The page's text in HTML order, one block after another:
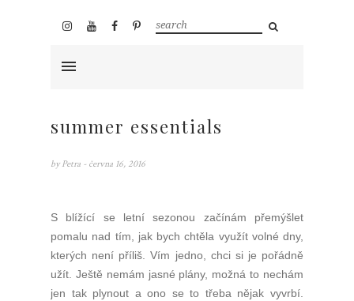
summer essentials
by Petra - června 16, 2016
S blížící se letní sezonou začínám přemýšlet
pomalu nad tím, jak bych chtěla využít volné dny,
kterých není příliš. Vím jedno, chci si je pořádně
užít. Ještě nemám jasné plány, možná to nechám
jen tak plynout a ono se to třeba nějak vyvrbí.